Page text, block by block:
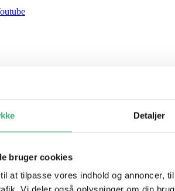
Detaljer
bruger cookies
at tilpasse vores indhold og annoncer,